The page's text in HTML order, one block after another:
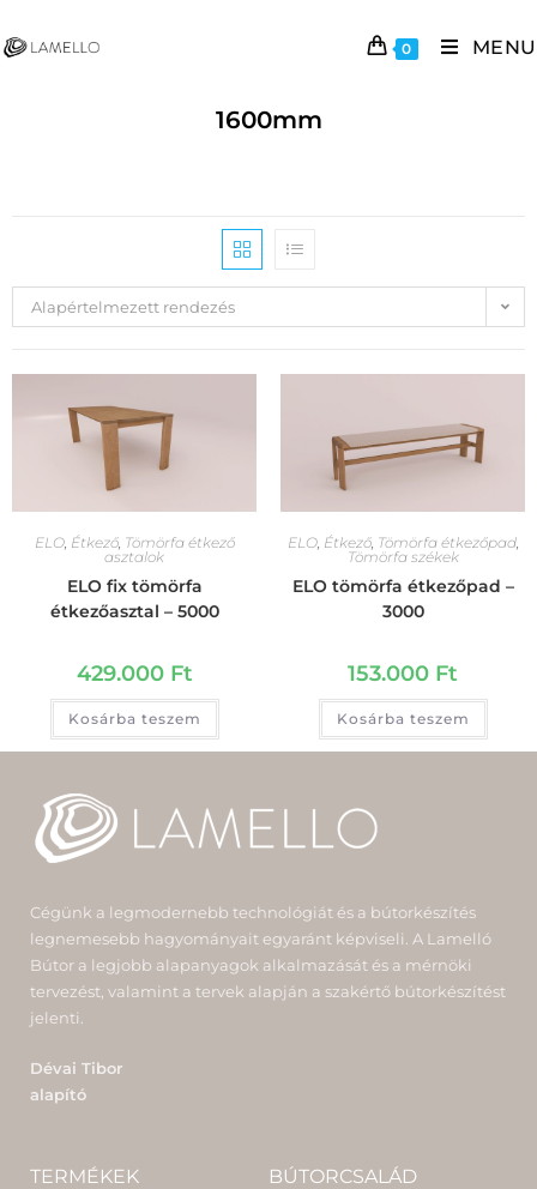
0 MENU
1600mm
Alapértelmezett rendezés
ELO, Étkező, Tömörfa étkező
asztalok
ELO fix tömörfa
étkezőasztal – 5000
429.000 Ft
Kosárba teszem
ELO, Étkező, Tömörfa étkezőpad,
Tömörfa székek
ELO tömörfa étkezőpad –
3000
153.000 Ft
Kosárba teszem
Cégünk a legmodernebb technológiát és a bútorkészítés
legnemesebb hagyományait egyaránt képviseli. A Lamelló
Bútor a legjobb alapanyagok alkalmazását és a mérnöki
tervezést, valamint a tervek alapján a szakértő bútorkészítést
jelenti.
Dévai Tibor
alapító
TERMÉKEK BÚTORCSALÁD